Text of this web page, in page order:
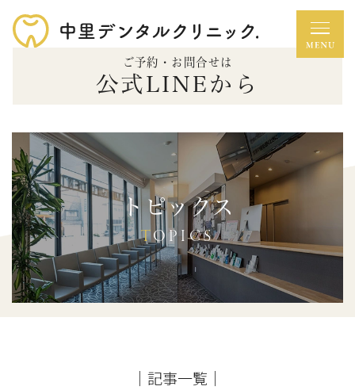
ご予約・お問合せは
公式LINEから
トピックス
TOPICS
│記事一覧│